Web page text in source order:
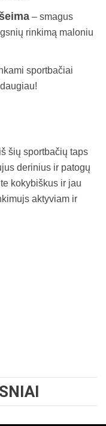
– smagus
rinkimą maloniu
sportbačiai
šių sportbačių taps
derinius ir patogų
kokybiškus ir jau
aktyviam ir